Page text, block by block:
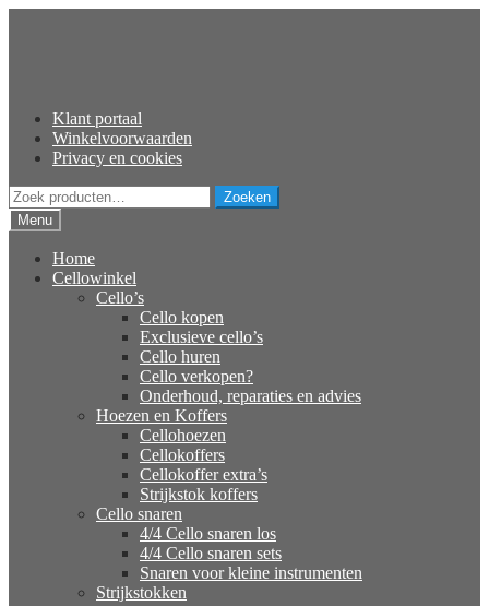
Klant portaal
Winkelvoorwaarden
Privacy en cookies
Zoeken
naar:
Zoeken
Menu
Home
Cellowinkel
Cello’s
Cello kopen
Exclusieve cello’s
Cello huren
Cello verkopen?
Onderhoud, reparaties en advies
Hoezen en Koffers
Cellohoezen
Cellokoffers
Cellokoffer extra’s
Strijkstok koffers
Cello snaren
4/4 Cello snaren los
4/4 Cello snaren sets
Snaren voor kleine instrumenten
Strijkstokken